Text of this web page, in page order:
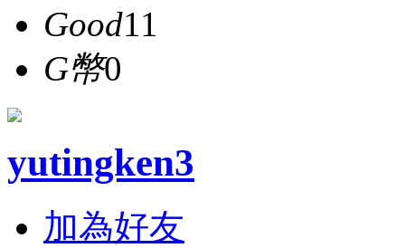
Good11
G幣0
yutingken3
加為好友